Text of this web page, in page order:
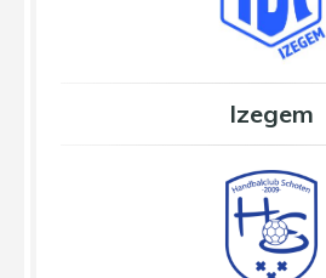
Izegem